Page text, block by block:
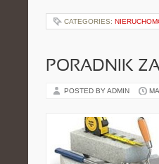
CATEGORIES:
PORADNIK
POSTED BY ADMIN